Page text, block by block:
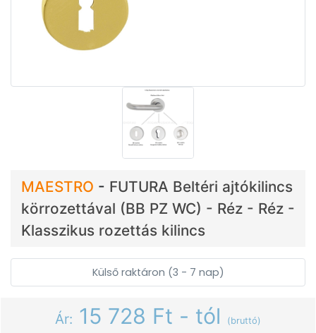
MAESTRO - FUTURA Beltéri ajtókilincs
körrozettával (BB PZ WC) - Réz - Réz -
Klasszikus rozettás kilincs
Külső raktáron (3 - 7 nap)
Ár: 15 728 Ft - tól (bruttó)